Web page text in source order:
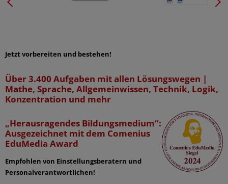
Jetzt vorbereiten und bestehen!
Über 3.400 Aufgaben mit allen Lösungswegen |
Mathe, Sprache, Allgemeinwissen, Technik, Logik,
Konzentration und mehr
„Herausragendes Bildungsmedium“:
Ausgezeichnet mit dem Comenius
EduMedia Award
Empfohlen von Einstellungsberatern und
Personalverantwortlichen!